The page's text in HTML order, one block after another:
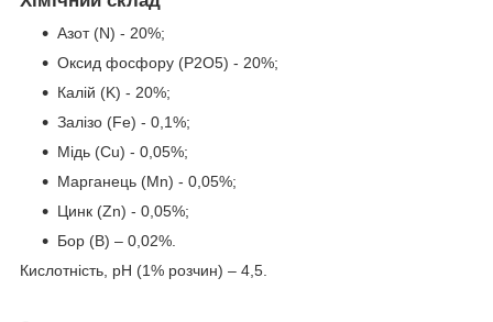
Азот (N) - 20%;
Оксид фосфору (P2O5) - 20%;
Калій (K) - 20%;
Залізо (Fe) - 0,1%;
Мідь (Cu) - 0,05%;
Марганець (Mn) - 0,05%;
Цинк (Zn) - 0,05%;
Бор (B) – 0,02%.
Кислотність, рН (1% розчин) – 4,5.